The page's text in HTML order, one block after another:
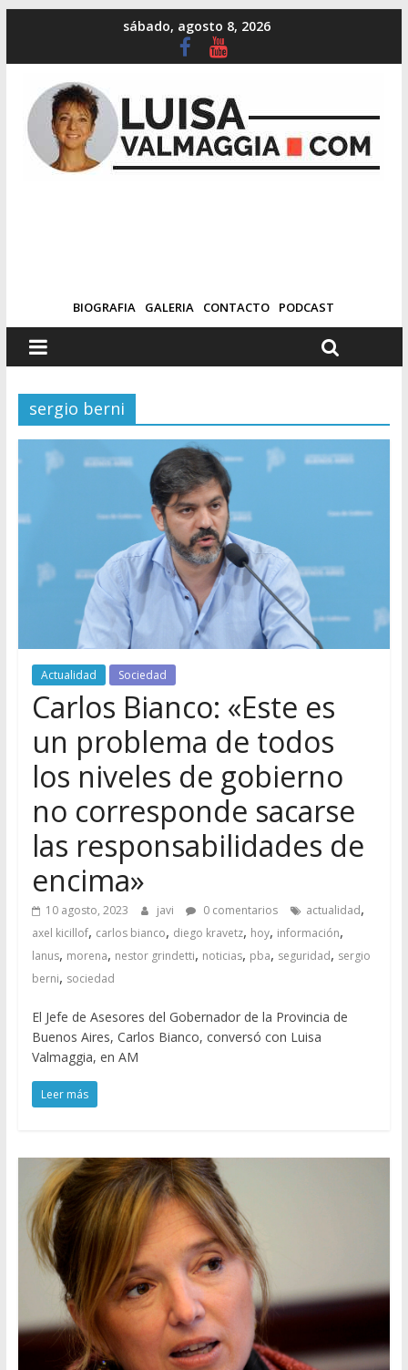
sábado, agosto 8, 2026
BIOGRAFIA GALERIA CONTACTO PODCAST
sergio berni
Actualidad Sociedad
Carlos Bianco: «Este es
un problema de todos
los niveles de gobierno
no corresponde sacarse
las responsabilidades de
encima»
10 agosto, 2023 javi 0 comentarios actualidad,
axel kicillof, carlos bianco, diego kravetz, hoy, información,
lanus, morena, nestor grindetti, noticias, pba, seguridad, sergio
berni, sociedad
El Jefe de Asesores del Gobernador de la Provincia de
Buenos Aires, Carlos Bianco, conversó con Luisa
Valmaggia, en AM
Leer más